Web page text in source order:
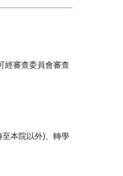
經審查委員會審查
至本院以外)、轉學